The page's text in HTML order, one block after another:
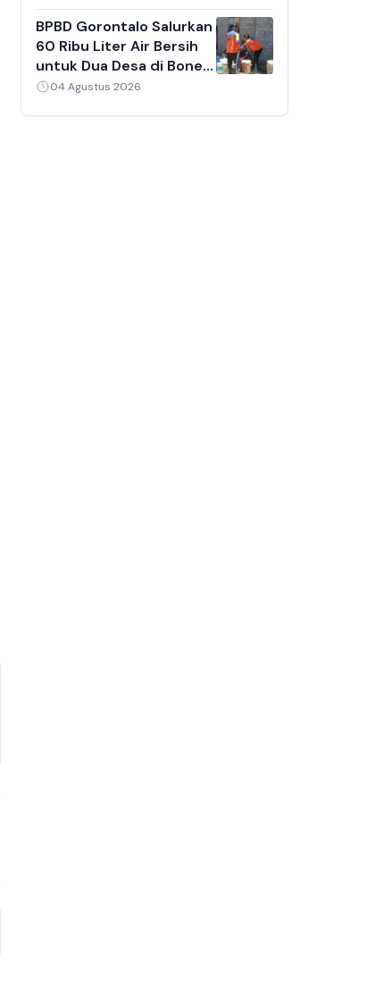
Prioritas
BPBD Gorontalo Salurkan
60 Ribu Liter Air Bersih
untuk Dua Desa di Bone
Bolango yang Kekeringan
04 Agustus 2026